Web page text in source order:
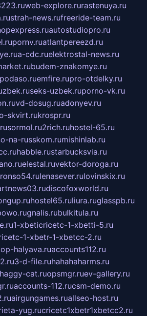
web-explore.rurastenuya.ru
strah-news.rufreeride-team.ru
autostudiopro.ru
pornv.ruatlantpereezd.ru
a-cdc.ruelektrostal-news.ru
budem-znakomye.ru
emfire.rupro-otdelky.ru
seks-uzbek.ruporno-vk.ru
vd-dosug.ruadonyev.ru
skvirt.rukrospr.ru
sormol.ru2rich.ruhostel-65.ru
na-russkom.rumishinlab.ru
habble.rustarbucksvia.ru
elestal.ruvektor-doroga.ru
lenasever.rulovinskix.ru
discofoxworld.ru
hostel65.ruliura.ruglasspb.ru
gnalis.rubulkitula.ru
1-xbeticricetc-1-xbetti-5.ru
1-xbetr-1-xbetcc-2.ru
halyava.ruaccounts112.ru
3-d-file.ruhahahaharms.ru
cat.ruopsmgr.ruev-gallery.ru
accounts-112.rucsm-demo.ru
airgungames.ruallseo-host.ru
yug.rucricetc1xbetr1xbetcc2.ru